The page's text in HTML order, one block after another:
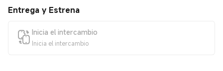
Entrega y Estrena
Inicia el intercambio
Inicia el intercambio